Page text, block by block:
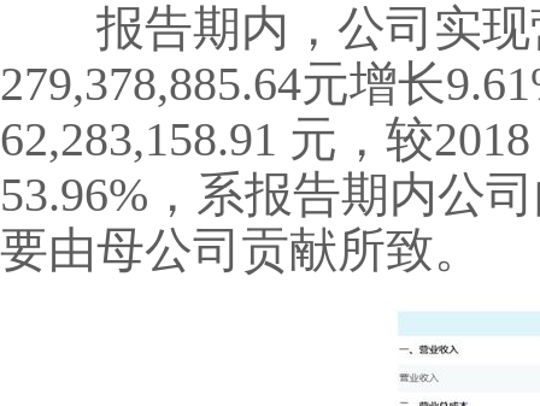
报告期内，公司实现营
279,378,885.64元增长
62,283,158.91 元，较
53.96%，系报告期内公
要由母公司贡献所致。